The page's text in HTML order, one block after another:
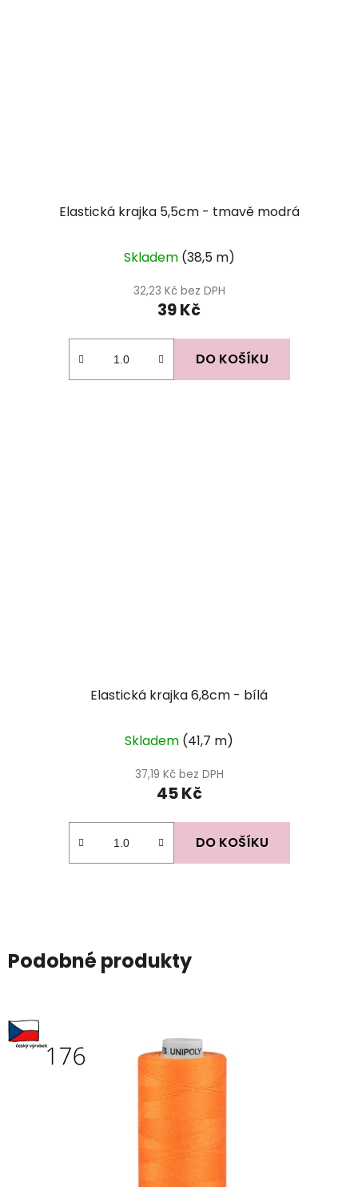
Elastická krajka 5,5cm - tmavě modrá
Skladem (38,5 m)
32,23 Kč bez DPH
39 Kč
DO KOŠÍKU
Elastická krajka 6,8cm - bílá
Skladem (41,7 m)
37,19 Kč bez DPH
45 Kč
DO KOŠÍKU
Podobné produkty